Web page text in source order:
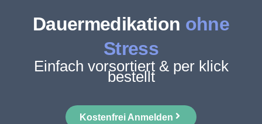
Dauermedikation ohne
Stress
Einfach vorsortiert & per klick
bestellt
Kostenfrei Anmelden